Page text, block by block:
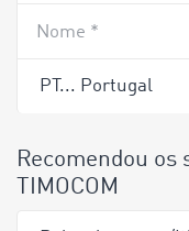
Nome *
Recomendou os
TIMOCOM